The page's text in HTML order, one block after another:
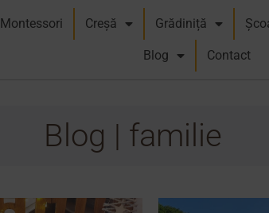
Montessori Creșă Grădiniță
Blog Contact
Blog | familie